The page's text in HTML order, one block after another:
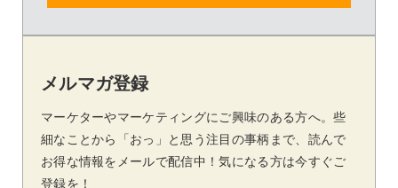
メルマガ登録
マーケターやマーケティングにご興味のある方へ。些
細なことから「おっ」と思う注目の事柄まで、読んで
お得な情報をメールで配信中！気になる方は今すぐご
登録を！